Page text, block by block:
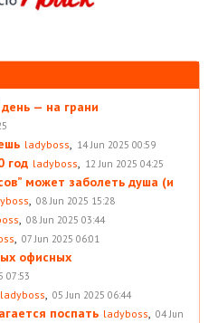
— на грани
ladyboss 14 Jun 2025 00:59
год ladyboss 12 Jun 2025 04:25
может заболеть душа (и
08 Jun 2025 15:28
08 Jun 2025 03:44
07 Jun 2025 06:01
офисных
07:53
ladyboss 05 Jun 2025 06:44
поспать ladyboss
04 Jun